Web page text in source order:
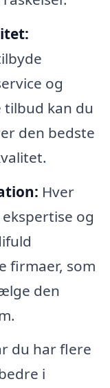
og
tilbud kan du
den bedste
Hver
og
firmaer, som
den
du har flere
i